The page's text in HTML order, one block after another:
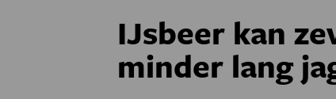
IJsbeer kan
minder lang